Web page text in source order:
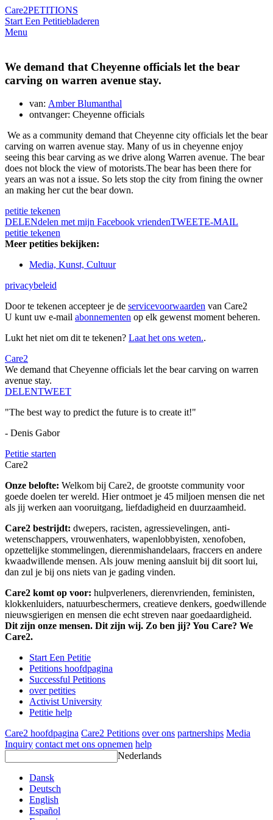
Care2PETITIONS
Start Een Petitiebladeren
Menu
We demand that Cheyenne officials let the bear
carving on warren avenue stay.
van: Amber Blumanthal
ontvanger: Cheyenne officials
We as a community demand that Cheyenne city officials let the bear
carving on warren avenue stay. Many of us in cheyenne enjoy
seeing this bear carving as we drive along Warren avenue. The bear
does not block the view of motorists.The bear has been there for
years an was not a issue. So lets stop the city from fining the owner
an making her cut the bear down.
petitie tekenen
DELENdelen met mijn Facebook vriendenTWEETE-MAIL
petitie tekenen
Meer petities bekijken:
Media, Kunst, Cultuur
privacybeleid
Door te tekenen accepteer je de servicevoorwaarden van Care2
U kunt uw e-mail abonnementen op elk gewenst moment beheren.
Lukt het niet om dit te tekenen? Laat het ons weten..
Care2
We demand that Cheyenne officials let the bear carving on warren
avenue stay.
DELENTWEET
"The best way to predict the future is to create it!"
- Denis Gabor
Petitie starten
Care2
Onze belofte: Welkom bij Care2, de grootste community voor
goede doelen ter wereld. Hier ontmoet je 45 miljoen mensen die net
als jij werken aan vooruitgang, liefdadigheid en duurzaamheid.
Care2 bestrijdt: dwepers, racisten, agressievelingen, anti-
wetenschappers, vrouwenhaters, wapenlobbyisten, xenofoben,
opzettelijke stommelingen, dierenmishandelaars, fraccers en andere
kwaadwillende mensen. Als jouw mening aansluit bij dit soort lui,
dan zul je bij ons niets van je gading vinden.
Care2 komt op voor: hulpverleners, dierenvrienden, feministen,
klokkenluiders, natuurbeschermers, creatieve denkers, goedwillende
nieuwsgierigen en mensen die echt streven naar goedaardigheid.
Dit zijn onze mensen. Dit zijn wij. Zo ben jij? You Care? We
Care2.
Start Een Petitie
Petitions hoofdpagina
Successful Petitions
over petities
Activist University
Petitie help
Care2 hoofdpagina Care2 Petitions over ons partnerships Media
Inquiry contact met ons opnemen help
Nederlands
Dansk
Deutsch
English
Español